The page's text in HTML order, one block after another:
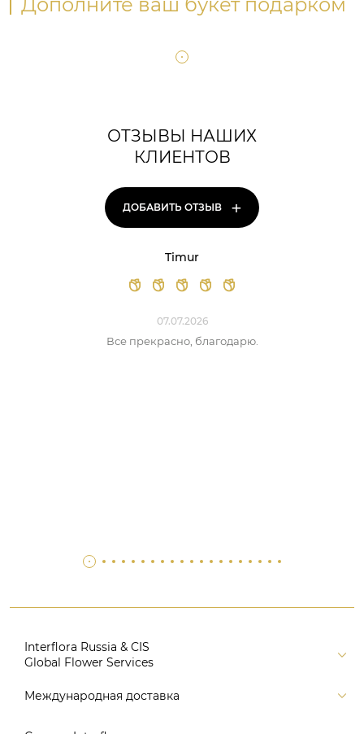
ОТЗЫВЫ НАШИХ
КЛИЕНТОВ
ДОБАВИТЬ ОТЗЫВ +
Timur
07.07.2026
Все прекрасно, благодарю.
Interflora Russia & CIS
Global Flower Services
Версия для печати
Международная доставка